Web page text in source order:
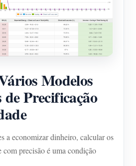
Modelos
de Precificação
a economizar dinheiro, calcular os
com precisão é uma condição